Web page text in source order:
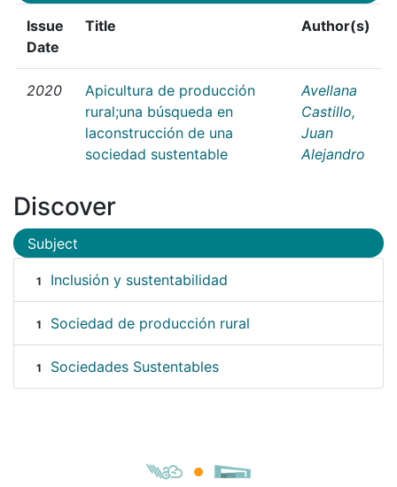
Issue
Date
Title Author(s)
2020
Apicultura de producción
rural;una búsqueda en
laconstrucción de una
sociedad sustentable
Avellana
Castillo,
Juan
Alejandro
Discover
Subject
1 Inclusión y sustentabilidad
1 Sociedad de producción rural
1 Sociedades Sustentables